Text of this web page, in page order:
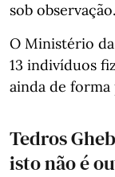
sob observação.
O Ministério
13 indivíduos
ainda de
Tedros
isto não é